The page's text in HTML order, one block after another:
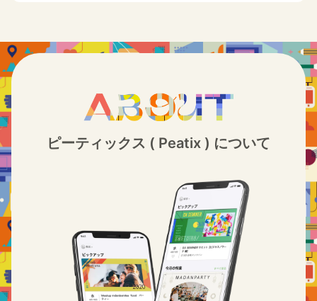
ピーティックス ( Peatix ) について